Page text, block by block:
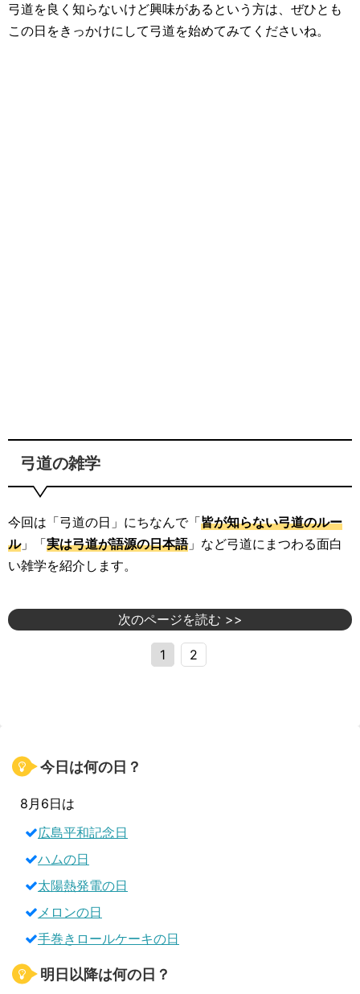
弓道を良く知らないけど興味があるという方は、ぜひとも
この日をきっかけにして弓道を始めてみてくださいね。
弓道の雑学
今回は「弓道の日」にちなんで「皆が知らない弓道のルー
ル」「実は弓道が語源の日本語」など弓道にまつわる面白
い雑学を紹介します。
次のページを読む >>
1 2
今日は何の日？
8月6日は
広島平和記念日
ハムの日
太陽熱発電の日
メロンの日
手巻きロールケーキの日
明日以降は何の日？